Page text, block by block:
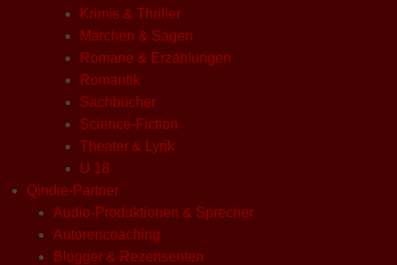
Krimis & Thriller
Märchen & Sagen
Romane & Erzählungen
Romantik
Sachbücher
Science-Fiction
Theater & Lyrik
U 18
Qindie-Partner
Audio-Produktionen & Sprecher
Autorencoaching
Blogger & Rezensenten